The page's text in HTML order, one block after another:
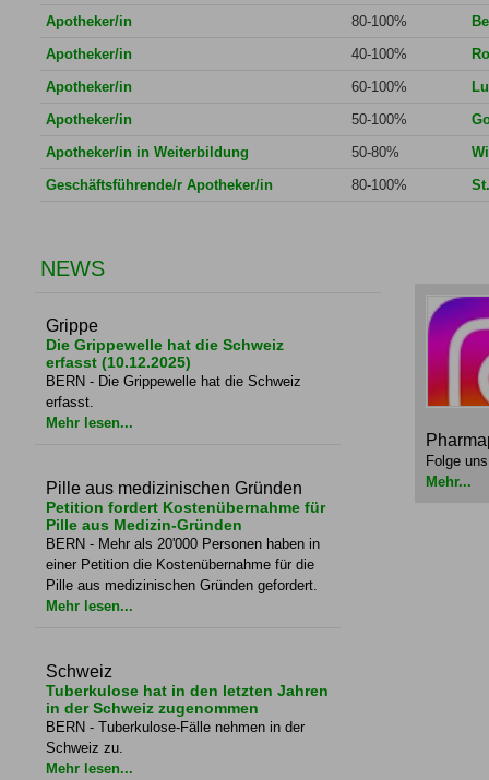
Apotheker/in 80-100%
Apotheker/in
40-100%
Apotheker/in
60-100%
Apotheker/in
50-100%
Apotheker/in in Weiterbildung
50-80%
Geschäftsführende/r Apotheker/in
80-100%
NEWS
Grippe
Die Grippewelle hat die Schweiz
erfasst (10.12.2025)
BERN - Die Grippewelle hat die Schweiz
erfasst.
Mehr lesen...
Pille aus medizinischen Gründen
Petition fordert Kostenübernahme für
Pille aus Medizin-Gründen
BERN - Mehr als 20'000 Personen haben in
einer Petition die Kostenübernahme für die
Pille aus medizinischen Gründen gefordert.
Mehr lesen...
Schweiz
Tuberkulose hat in den letzten Jahren
in der Schweiz zugenommen
BERN - Tuberkulose-Fälle nehmen in der
Schweiz zu.
Mehr lesen...
Folge
Mehr...